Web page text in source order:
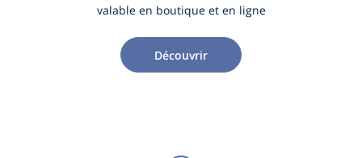
valable en boutique et en ligne
Découvrir